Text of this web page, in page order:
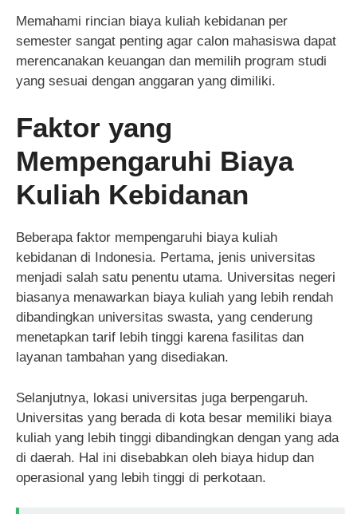
Memahami rincian biaya kuliah kebidanan per
semester sangat penting agar calon mahasiswa dapat
merencanakan keuangan dan memilih program studi
yang sesuai dengan anggaran yang dimiliki.
Faktor yang
Mempengaruhi Biaya
Kuliah Kebidanan
Beberapa faktor mempengaruhi biaya kuliah
kebidanan di Indonesia. Pertama, jenis universitas
menjadi salah satu penentu utama. Universitas negeri
biasanya menawarkan biaya kuliah yang lebih rendah
dibandingkan universitas swasta, yang cenderung
menetapkan tarif lebih tinggi karena fasilitas dan
layanan tambahan yang disediakan.
Selanjutnya, lokasi universitas juga berpengaruh.
Universitas yang berada di kota besar memiliki biaya
kuliah yang lebih tinggi dibandingkan dengan yang ada
di daerah. Hal ini disebabkan oleh biaya hidup dan
operasional yang lebih tinggi di perkotaan.